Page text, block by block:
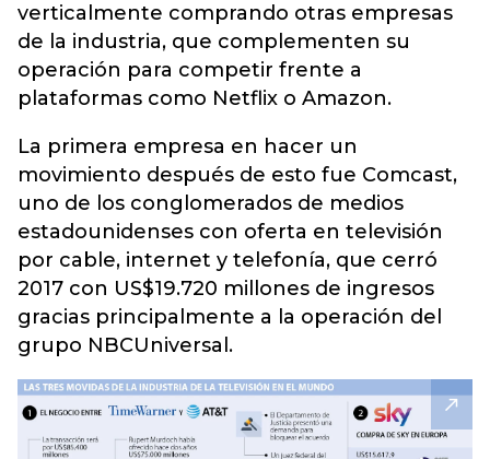
verticalmente comprando otras empresas
de la industria, que complementen su
operación para competir frente a
plataformas como Netflix o Amazon.
La primera empresa en hacer un
movimiento después de esto fue Comcast,
uno de los conglomerados de medios
estadounidenses con oferta en televisión
por cable, internet y telefonía, que cerró
2017 con US$19.720 millones de ingresos
gracias principalmente a la operación del
grupo NBCUniversal.